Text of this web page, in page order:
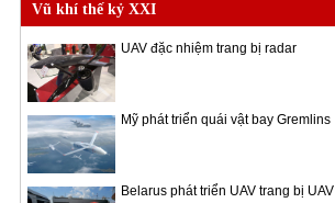
Vũ khí thế kỷ XXI
UAV đặc nhiệm trang bị radar
Mỹ phát triển quái vật bay Gremlins
Belarus phát triển UAV trang bị UAV